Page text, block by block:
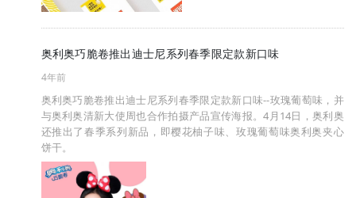
奥利奥巧脆卷推出迪士尼系列春季限定款新口味
4年前
奥利奥巧脆卷推出迪士尼系列春季限定款新口味--玫瑰葡萄味，并
与奥利奥清新大使周也合作拍摄产品宣传海报。4月14日，奥利奥
还推出了春季系列新品，即樱花柚子味、玫瑰葡萄味奥利奥夹心
饼干。